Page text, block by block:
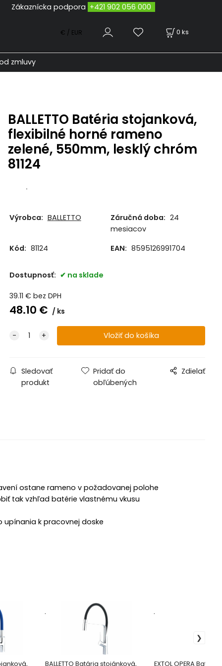
+421 902 056 000
0 ks
€ / EUR
zmluvy
BALLETTO Batéria stojanková,
flexibilné horné rameno
zelené, 550mm, lesklý chróm
81124
.
Výrobca: BALLETTO Záručná doba: 24
mesiacov
Kód: 81124 EAN: 8595126991704
Dostupnosť: na sklade
39.11 € bez DPH
48.10 € ks
Sledovať
produkt
Pridať do
obľúbených
Zdielať
ostane rameno v požadovanej polohe
tak vzhľad batérie vlastnému vkusu
k pracovnej doske
BALLETTO Batária stojánková,
.
EXTOL OPERA Batéria
.